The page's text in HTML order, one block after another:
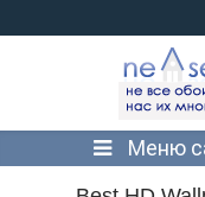
Меню